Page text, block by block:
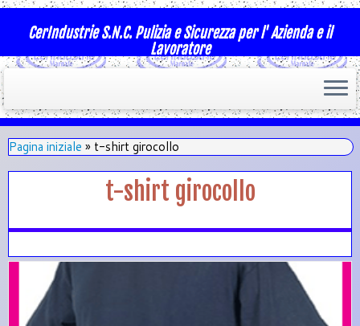
CerIndustrie S.N.C. Pulizia e Sicurezza per l' Azienda e il
Lavoratore
Pagina iniziale » t-shirt girocollo
t-shirt girocollo